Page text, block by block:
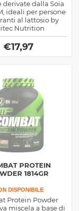
derivate dalla Soia
ideali per persone
al lattosio by
Nutrition
€17,97
PROTEIN
1814GR
DISPONIBILE
Protein Powder
miscela a base di